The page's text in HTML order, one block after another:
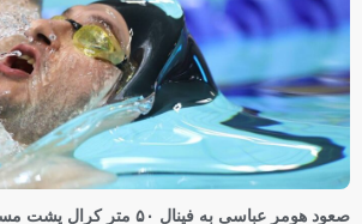
صعود هومر عباسی به فینال ۵۰ متر کرال پشت مسابقات غرب آسیا